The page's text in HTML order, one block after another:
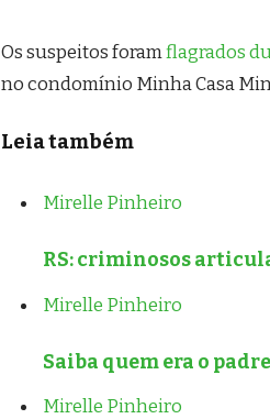
Os suspeitos foramflagrados
no condomínio Minha Casa
Leia também
Mirelle Pinheiro
RS: criminosos
Mirelle Pinheiro
Saiba quem era o
Mirelle Pinheiro